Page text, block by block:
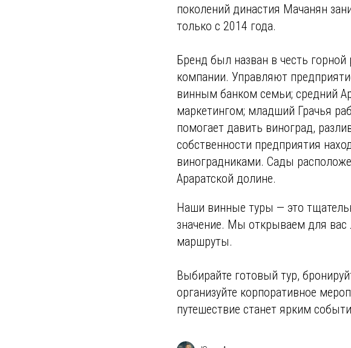
поколений династия Мачанян
только с 2014 года.
Бренд был назван в честь горной
компании. Управляют
винным банком семьи; средний
маркетингом; младший Грачья
помогает давить виноград,
собственности предприятия
виноградниками. Сады
Араратской долине.
Наши винные туры — это
значение. Мы открываем для
маршруты.
Выбирайте готовый тур,
организуйте корпоративное
путешествие станет ярким